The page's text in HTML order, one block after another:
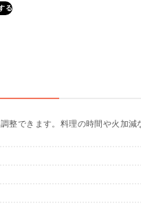
る
整できます。料理の時間や火加